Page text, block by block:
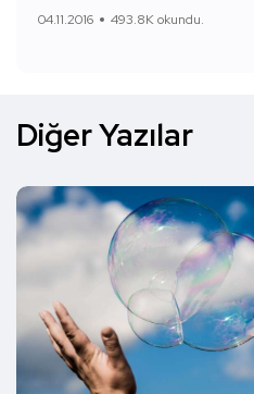
04.11.2016 493.8K okundu.
Diğer Yazılar